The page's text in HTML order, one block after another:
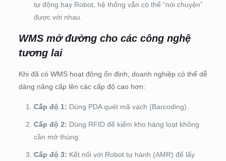
tự động hay Robot, hệ thống vẫn có thể “nói chuyện”
được với nhau.
WMS mở đường cho các công nghệ
tương lai
Khi đã có WMS hoạt động ổn định, doanh nghiệp có thể dễ
dàng nâng cấp lên các cấp độ cao hơn:
Cấp độ 1: Dùng PDA quét mã vạch (Barcoding).
Cấp độ 2: Dùng RFID để kiểm kho hàng loạt không
cần mở thùng.
Cấp độ 3: Kết nối với Robot tự hành (AMR) để lấy